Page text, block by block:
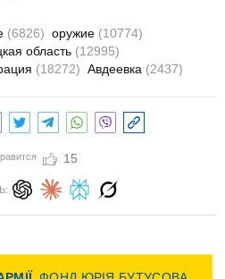
(6826) оружие (10774)
область (12995)
(18272) Авдеевка (2437)
15